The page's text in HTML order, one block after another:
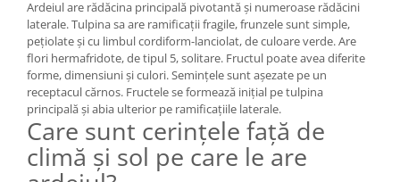
Ardeiul are rădăcina principală pivotantă și numeroase rădăcini
laterale. Tulpina sa are ramificații fragile, frunzele sunt simple,
pețiolate și cu limbul cordiform-lanciolat, de culoare verde. Are
flori hermafridote, de tipul 5, solitare. Fructul poate avea diferite
forme, dimensiuni și culori. Semințele sunt așezate pe un
receptacul cărnos. Fructele se formează inițial pe tulpina
principală și abia ulterior pe ramificațiile laterale.
Care sunt cerințele față de
climă și sol pe care le are